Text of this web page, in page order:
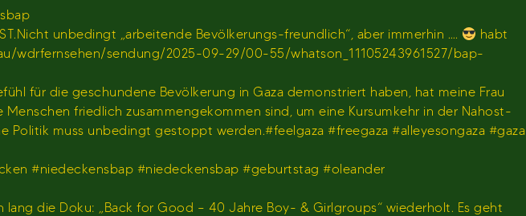
unbedingt „arbeitende Bevölkerungs-freundlich“, aber immerhin ….
habt
wdrfernsehen/sendung/2025-09-29/00-55/whatson_11105243961527/bap-
für die geschundene Bevölkerung in Gaza demonstriert haben, hat meine Frau
friedlich zusammengekommen sind, um eine Kursumkehr in der Nahost-
Politik muss unbedingt gestoppt werden.#feelgaza #freegaza #alleyesongaza #gaza
#niedeckensbap #niedeckensbap #geburtstag #oleander
die Doku: „Back for Good – 40 Jahre Boy- & Girlgroups“ wiederholt. Es geht